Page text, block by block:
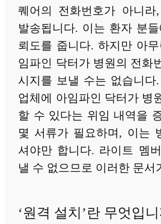
퀘어의 전화번호가 아니라
발송됩니다. 이는 환자 분
뢰도를 줍니다. 하지만 아
임파인 닥터가 병원의 전화
시지를 보낼 수는 없습니다
업체에 아임파인 닥터가 병
할 수 있다는 위임 내역을
몇 서류가 필요하며, 이는
셔야만 합니다. 라이트 멤
낼 수 없으므로 이러한 문서
‘원격 설치’란 무엇입